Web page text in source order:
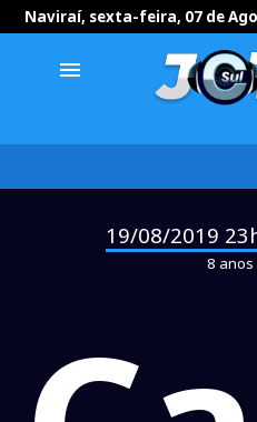
Naviraí, sexta-feira, 07 de
menu
19/08/2019
8 anos